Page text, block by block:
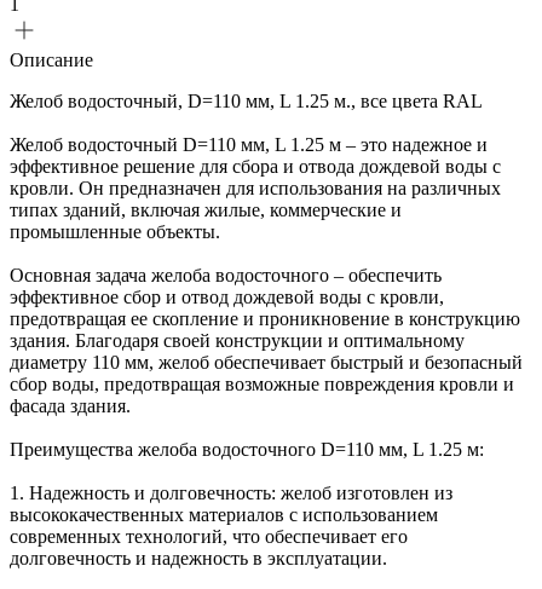
Описание
Желоб водосточный, D=110 мм, L 1.25 м., все цвета RAL
Желоб водосточный D=110 мм, L 1.25 м – это надежное и
эффективное решение для сбора и отвода дождевой воды с
кровли. Он предназначен для использования на различных
типах зданий, включая жилые, коммерческие и
промышленные объекты.
Основная задача желоба водосточного – обеспечить
эффективное сбор и отвод дождевой воды с кровли,
предотвращая ее скопление и проникновение в конструкцию
здания. Благодаря своей конструкции и оптимальному
диаметру 110 мм, желоб обеспечивает быстрый и безопасный
сбор воды, предотвращая возможные повреждения кровли и
фасада здания.
Преимущества желоба водосточного D=110 мм, L 1.25 м:
1. Надежность и долговечность: желоб изготовлен из
высококачественных материалов с использованием
современных технологий, что обеспечивает его
долговечность и надежность в эксплуатации.